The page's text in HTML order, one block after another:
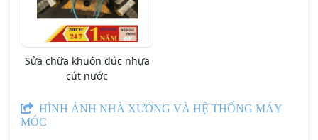
Sửa chữa khuôn đúc nhựa
cút nước
HÌNH ẢNH NHÀ XƯỞNG VÀ HỆ THỐNG MÁY
MÓC